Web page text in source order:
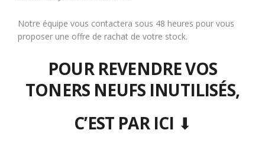
Notre équipe vous contactera sous 48 heures pour vous
proposer une offre de rachat de votre stock.
POUR REVENDRE VOS
TONERS NEUFS INUTILISÉS,
C’EST PAR ICI ⬇